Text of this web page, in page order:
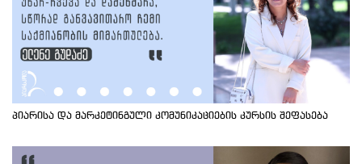
პიარისა და მარკეტინგული კომუნიკაციების კურსის შეფასება